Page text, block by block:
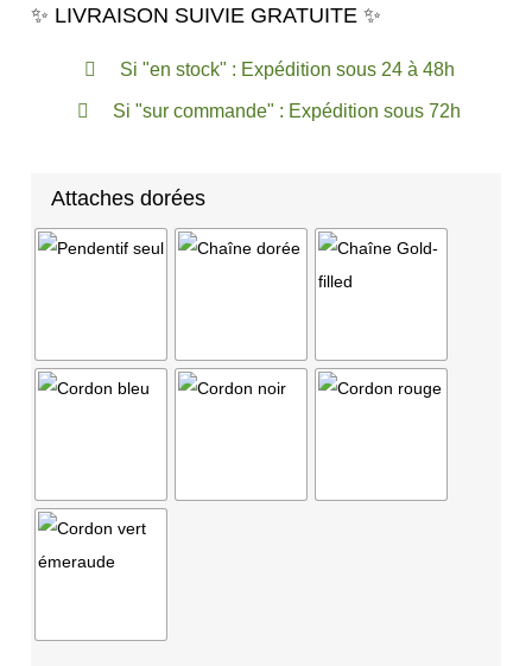
✨ LIVRAISON SUIVIE GRATUITE ✨
Si "en stock" : Expédition sous 24 à 48h
Si "sur commande" : Expédition sous 72h
Attaches dorées